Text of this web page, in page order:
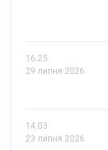
16.25
29 липня 2026
14.03
23 липня 2026